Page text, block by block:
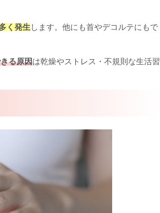
く発生 します。他にも首やデコルテにもで
る原因は乾燥やストレス・不規則な生活習